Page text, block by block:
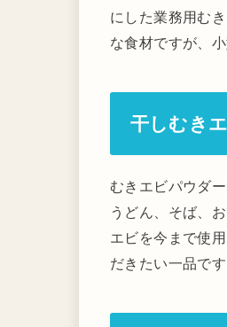
にした業務用む
な食材ですが、
干しむき
むきエビパウダ
うどん、そば、
エビを今まで使
だきたい一品です